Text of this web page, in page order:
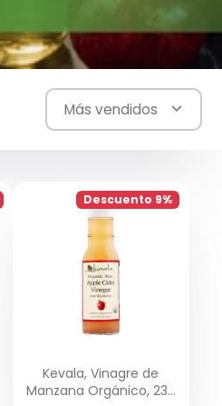
Más vendidos
Descuento 9%
Kevala, Vinagre de
Manzana Orgánico, 236